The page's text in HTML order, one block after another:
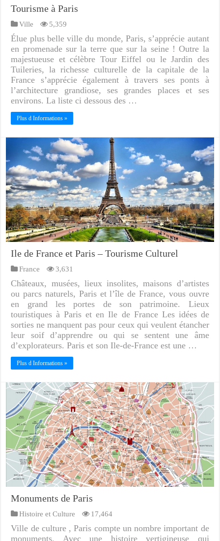
Tourisme à Paris
Ville 5,359
Élue plus belle ville du monde, Paris, s’apprécie autant
en promenade sur la terre que sur la seine ! Outre la
majestueuse et célèbre Tour Eiffel ou le Jardin des
Tuileries, la richesse culturelle de la capitale de la
France s’apprécie également à travers ses ponts à
l’architecture grandiose, ses grandes places et ses
environs. La liste ci dessous des …
Plus d Informations »
Ile de France et Paris – Tourisme Culturel
France 3,631
Châteaux, musées, lieux insolites, maisons d’artistes
ou parcs naturels, Paris et l’île de France, vous ouvre
en grand les portes de son patrimoine. Lieux
touristiques à Paris et en Ile de France Les idées de
sorties ne manquent pas pour ceux qui veulent étancher
leur soif d’apprendre ou qui se sentent une âme
d’explorateurs. Paris et son Ile-de-France est une …
Plus d Informations »
Monuments de Paris
Histoire et Culture 17,464
Ville de culture , Paris compte un nombre important de
monuments. Avec une histoire vertigineuse qui